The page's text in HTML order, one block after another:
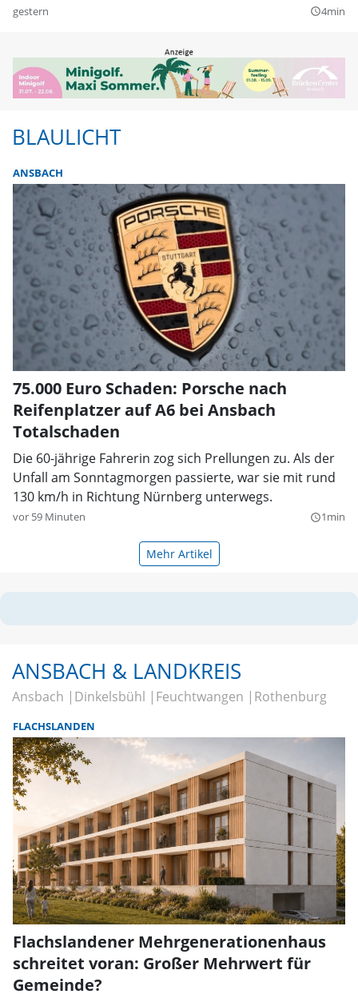
gestern query_builder4min
BLAULICHT
ANSBACH
75.000 Euro Schaden: Porsche nach
Reifenplatzer auf A6 bei Ansbach
Totalschaden
Die 60-jährige Fahrerin zog sich Prellungen zu. Als der
Unfall am Sonntagmorgen passierte, war sie mit rund
130 km/h in Richtung Nürnberg unterwegs.
vor 59 Minuten query_builder1min
Mehr Artikel
ANSBACH & LANDKREIS
Ansbach Dinkelsbühl Feuchtwangen Rothenburg
FLACHSLANDEN
Flachslandener Mehrgenerationenhaus
schreitet voran: Großer Mehrwert für
Gemeinde?